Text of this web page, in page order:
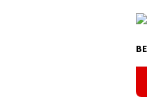
PLN Manado Minta Maaf